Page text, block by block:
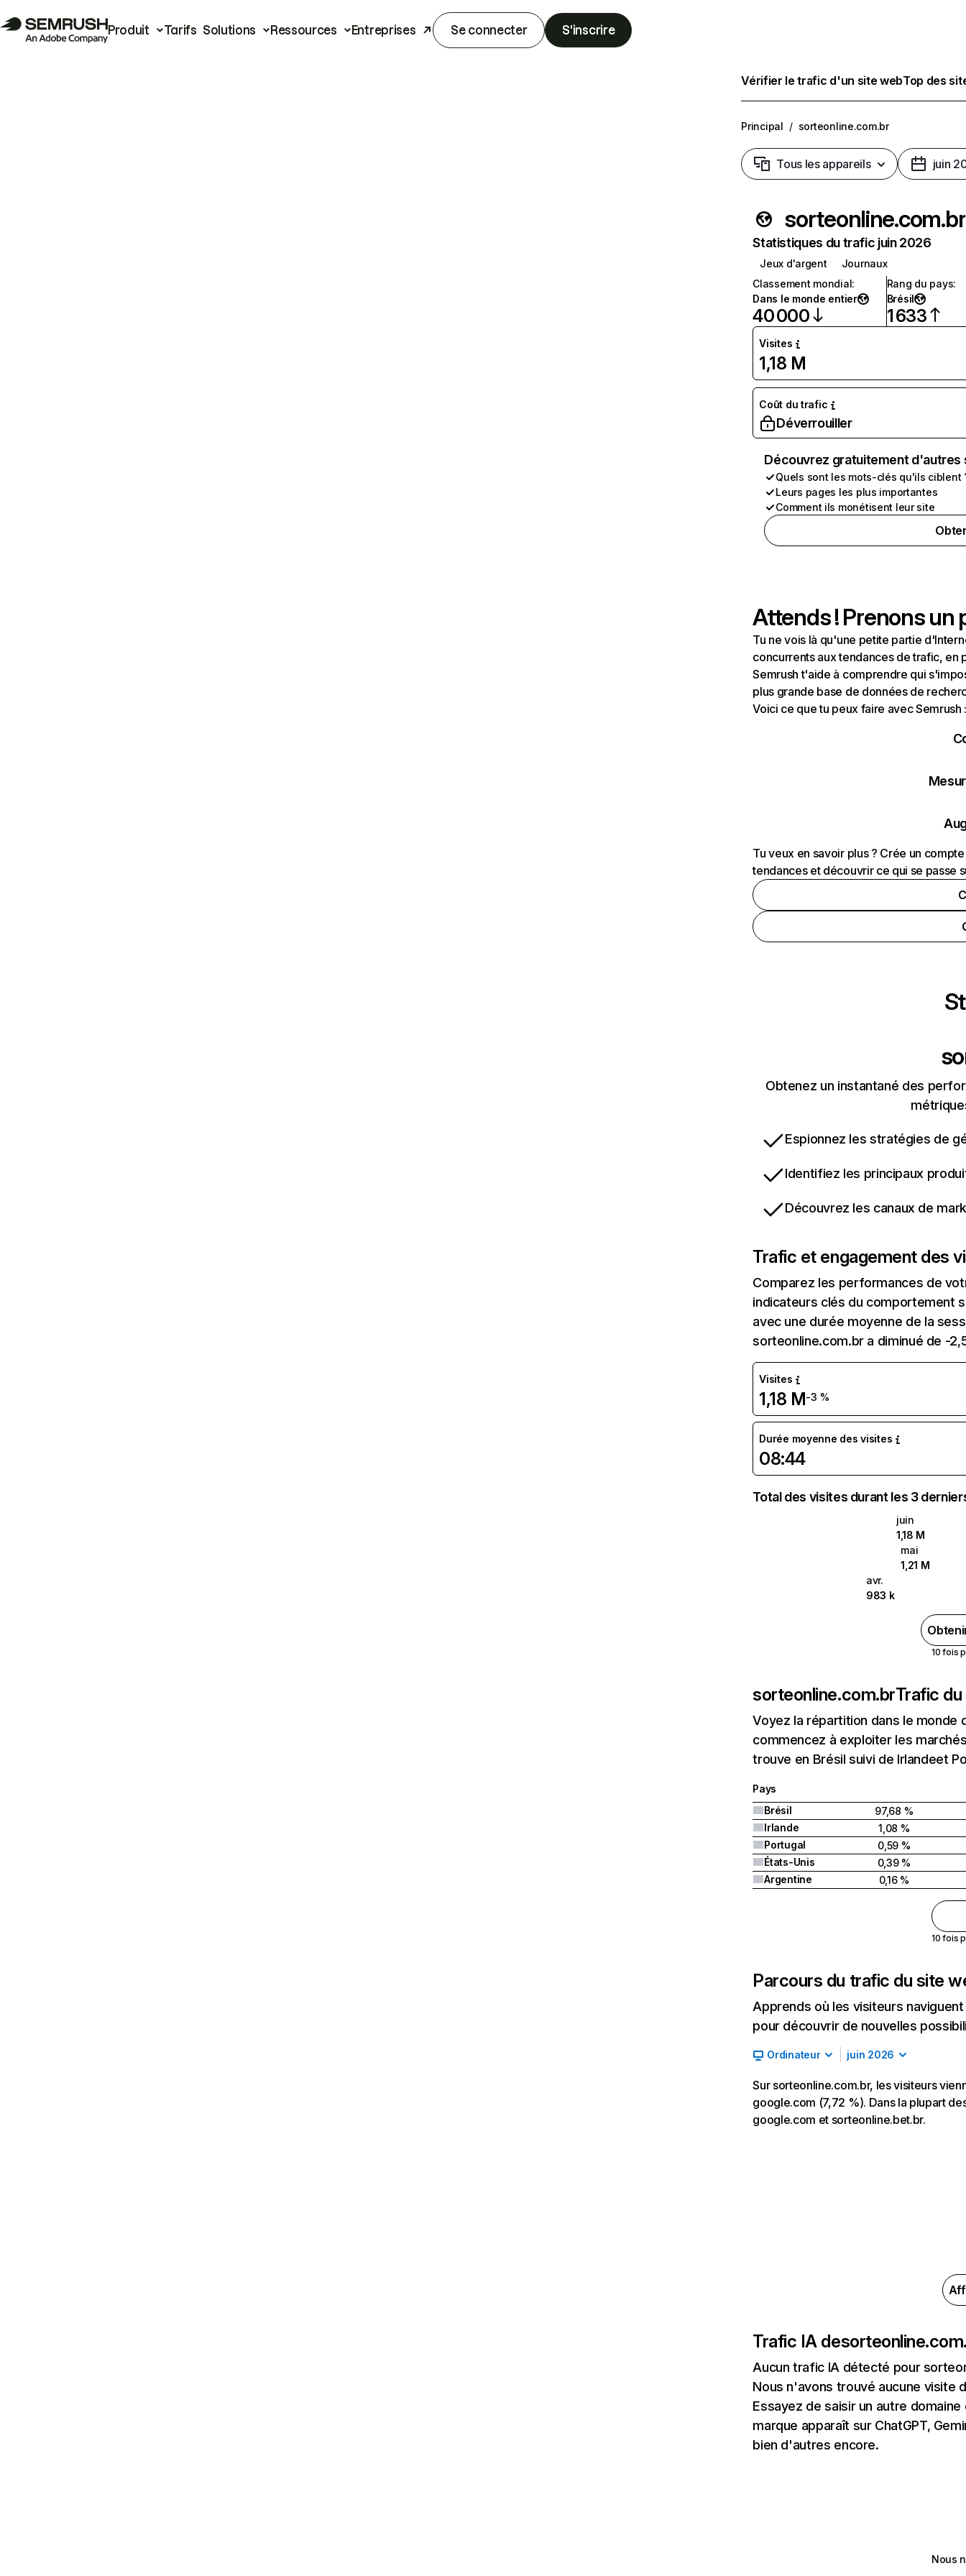
Produit Tarifs Solutions Ressources Entreprises Se connecter S'inscrire
Vérifier le trafic d'un site webTop des
Principal / sorteonline.com.br
Tous les appareils juin
sorteonline.com.br
Statistiques du trafic juin 2026
Jeux d'argent
Journaux
Classement mondial:
Dans le monde entier
40 000
Rang du pays:
Brésil
1 633
Visites
1,18 M
Coût du trafic
Déverrouiller
Découvrez gratuitement
Quels sont les mots-clés qu'ils ciblent
Leurs pages les plus importantes
Comment ils monétisent leur site
Attends ! Prenons un
Tu ne vois là qu'une petite partie
concurrents aux tendances de trafic, en
Semrush t'aide à comprendre qui
plus grande base de données de
Voici ce que tu peux faire avec Semrush
Tu veux en savoir plus ? Crée un
tendances et découvrir ce qui se passe
Obtenez un instantané des
Espionnez les stratégies de
Identifiez les principaux
Découvrez les canaux de
Trafic et engagement des
Comparez les performances de
indicateurs clés du comportement
avec une durée moyenne de la
sorteonline.com.br a diminué de -
Visites
1,18 M-3 %
Durée moyenne des visites
08:44
Total des visites durant les 3
juin
1,18 M
mai
1,21 M
avr.
983 k
10 fois
sorteonline.com.brTrafic
Voyez la répartition dans le
commencez à exploiter les
trouve en Brésil suivi de Irlandeet
Pays
Brésil
97,68 %
Irlande
1,08 %
Portugal
0,59 %
États-Unis
0,39 %
Argentine
0,16 %
10 fois
Parcours du trafic du site
Apprends où les visiteurs
pour découvrir de nouvelles
Ordinateur juin 2026
Sur sorteonline.com.br, les visiteurs
google.com (7,72 %). Dans la plupart
google.com et sorteonline.bet.br.
Trafic IA de
Aucun trafic IA détecté pour
Nous n'avons trouvé aucune visite
Essayez de saisir un autre
marque apparaît sur ChatGPT,
bien d'autres encore.
Nous